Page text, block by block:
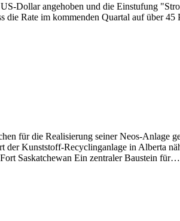
Dollar angehoben und die Einstufung
Rate im kommenden Quartal auf über
für die Realisierung seiner Neos-Anlage
der Kunststoff-Recyclinganlage in Alberta
Saskatchewan Ein zentraler Baustein für…